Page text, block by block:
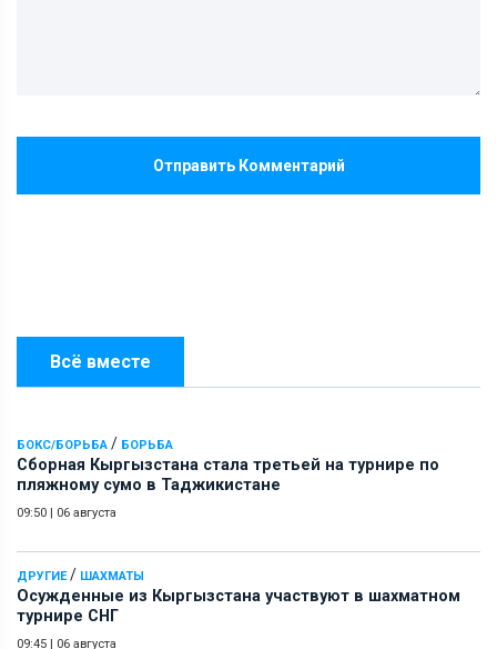
Всё вместе
БОКС/БОРЬБА / БОРЬБА
Сборная Кыргызстана стала третьей на турнире по
пляжному сумо в Таджикистане
09:50 06 августа
ДРУГИЕ/ ШАХМАТЫ
Осужденные из Кыргызстана участвуют в шахматном
турнире СНГ
09:45 06 августа
Отправить Комментарий